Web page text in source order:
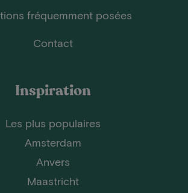
fréquemment posées
Contact
Inspiration
Les plus populaires
Amsterdam
Anvers
Maastricht